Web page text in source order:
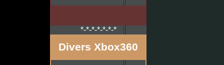
*-*-*-*-*-*-*
Divers Xbox360